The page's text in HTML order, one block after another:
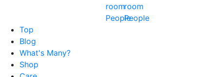
Top
Blog
What's Many?
Shop